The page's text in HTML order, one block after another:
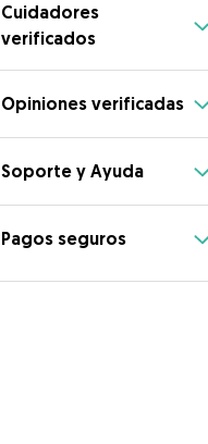
Cuidadores
verificados
Opiniones verificadas
Soporte y Ayuda
Pagos seguros